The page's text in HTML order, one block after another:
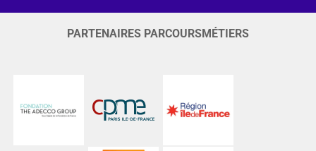
PARTENAIRES PARCOURSMÉTIERS